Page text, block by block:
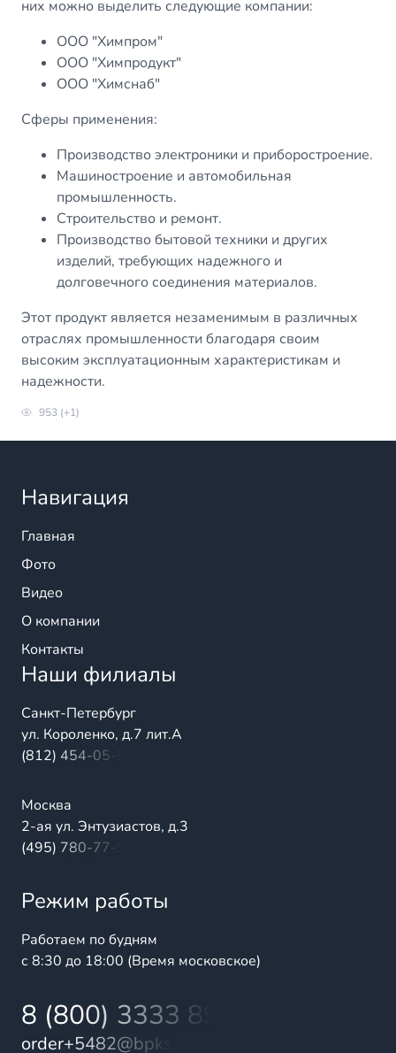
них можно выделить следующие компании:
ООО "Химпром"
ООО "Химпродукт"
ООО "Химснаб"
Сферы применения:
Производство электроники и приборостроение.
Машиностроение и автомобильная
промышленность.
Строительство и ремонт.
Производство бытовой техники и других
изделий, требующих надежного и
долговечного соединения материалов.
Этот продукт является незаменимым в различных
отраслях промышленности благодаря своим
высоким эксплуатационным характеристикам и
надежности.
953 (+1)
Навигация
Главная
Фото
Видео
О компании
Контакты
Наши филиалы
Санкт-Петербург
ул. Короленко, д.7 лит.А
(812) 454-05-54
Москва
2-ая ул. Энтузиастов, д.3
(495) 780-77-98
Режим работы
Работаем по будням
с 8:30 до 18:00 (Время московское)
8 (800) 3333 899
order+5482@bpks.ru